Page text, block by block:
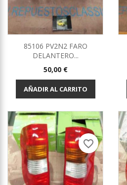
85106 PV2N2 FARO
DELANTERO...
Precio
50,00 €
AÑADIR AL CARRITO
favorite_border